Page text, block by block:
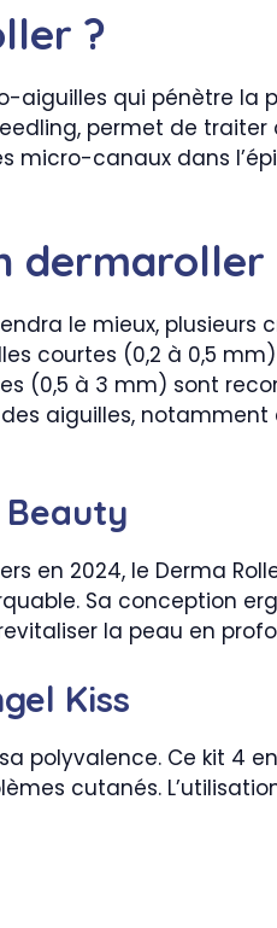
?
aiguilles qui pénètre
permet de
micro-canaux dans
dermaroller
le mieux, plusieurs
courtes (0,2 à 0,5
(0,5 à 3 mm) sont
aiguilles,
en 2024, le Derma
Sa conception
la peau en
Kiss
polyvalence. Ce kit 4
cutanés.